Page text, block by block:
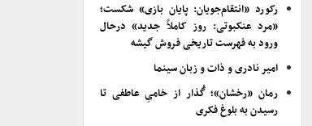
رکورد «انتقام‌جویان: پایان بازی» شکست؛
«مرد عنکبوتی: روز کاملاً جدید» درحال
ورود به فهرست تاریخی فروش گیشه
امیر نادری و ذات و زبان سینما
رمان «رخشان»؛ گُذار از خامیِ عاطفی تا
رسیدن به بلوغ فکری